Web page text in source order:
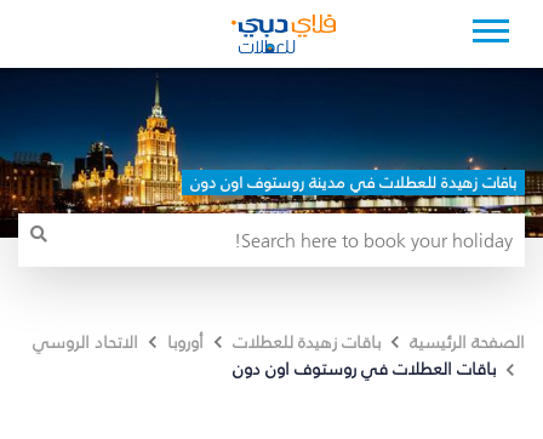
باقات زهيدة للعطلات في مدينة روستوف اون دون
الصفحة الرئيسية باقات زهيدة للعطلات أوروبا
الاتحاد الروسي
باقات العطلات في روستوف اون دون